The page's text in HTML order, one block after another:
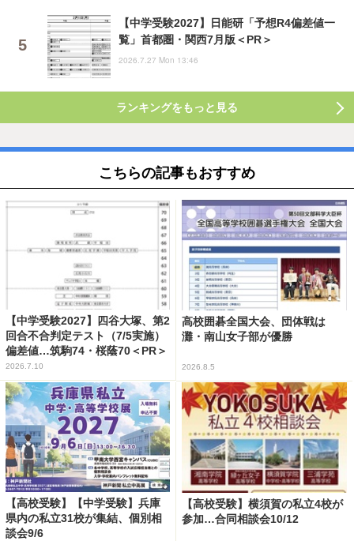
【中学受験2027】日能研「予想R4偏差値一
覧」首都圏・関西7月版＜PR＞
2026.7.27 Mon 13:46
ランキングをもっと見る
こちらの記事もおすすめ
【中学受験2027】四谷大塚、第2
回合不合判定テスト（7/5実施）
偏差値…筑駒74・桜蔭70＜PR＞
2026.7.10
高校囲碁全国大会、団体戦は
灘・南山女子部が優勝
2026.8.5
【高校受験】【中学受験】兵庫
県内の私立31校が集結、個別相
談会9/6
【高校受験】横須賀の私立4校が
参加…合同相談会10/12